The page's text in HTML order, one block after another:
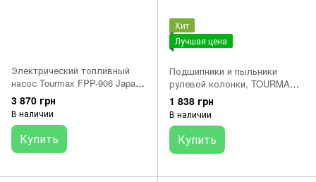
Электрический топливный
насос Tourmax FPP-906 Japan,
HONDA XL 1000 1999-2002
3 870 грн
В наличии
Купить
Хит
Лучшая цена
Подшипники и пыльники
рулевой колонки, TOURMAX
SSH903R (22-1020) HONDA
CB/CBR/GL /ST/VF/VFR
/VT/VTX (JAPAN)
1 838 грн
В наличии
Купить